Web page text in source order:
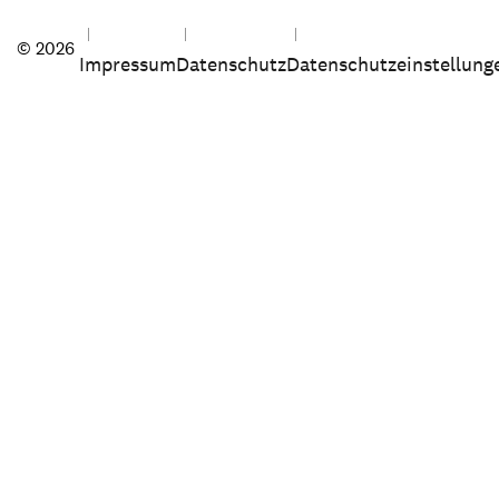
© 2026
ImpressumDatenschutz